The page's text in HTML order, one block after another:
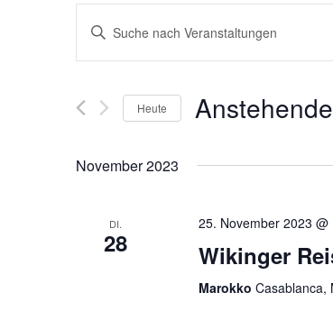
Veranstaltungen
Suche
Ansichten,
Navigation
Bitte
Schlüsselwort
eingeben.
nach
Veranstaltungen
Heute Anstehende
November 2023
DI.
28
25. November 2023 @
Wikinger
Marokko Casablanca,